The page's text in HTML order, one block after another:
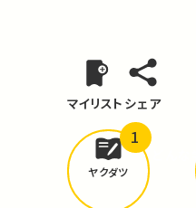
マイリスト シェア
どん
ヤクダツ
1